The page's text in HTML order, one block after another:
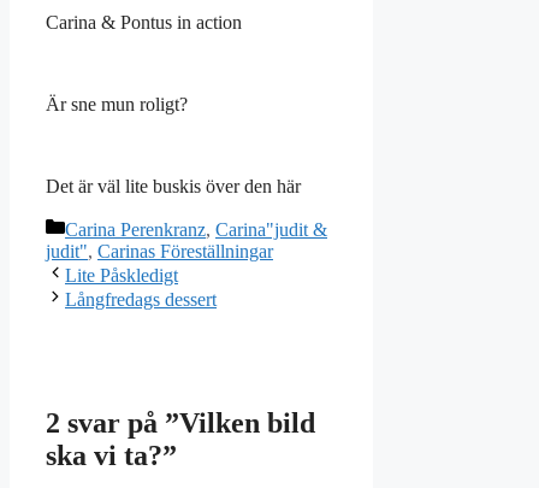
Carina & Pontus in action
Är sne mun roligt?
Det är väl lite buskis över den här
Kategorier
Carina Perenkranz, Carina"judit &
judit", Carinas Föreställningar
Lite Påskledigt
Långfredags dessert
2 svar på ”Vilken bild
ska vi ta?”